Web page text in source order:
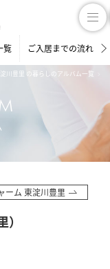
覧 ご入居までの流れ
川豊里 の暮らしのアルバム一覧
ーム 東淀川豊里